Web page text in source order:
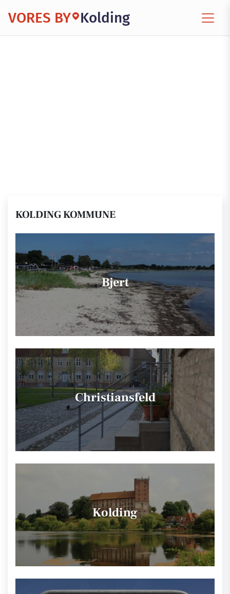
VORES BY Kolding
KOLDING KOMMUNE
Bjert
Christiansfeld
Kolding